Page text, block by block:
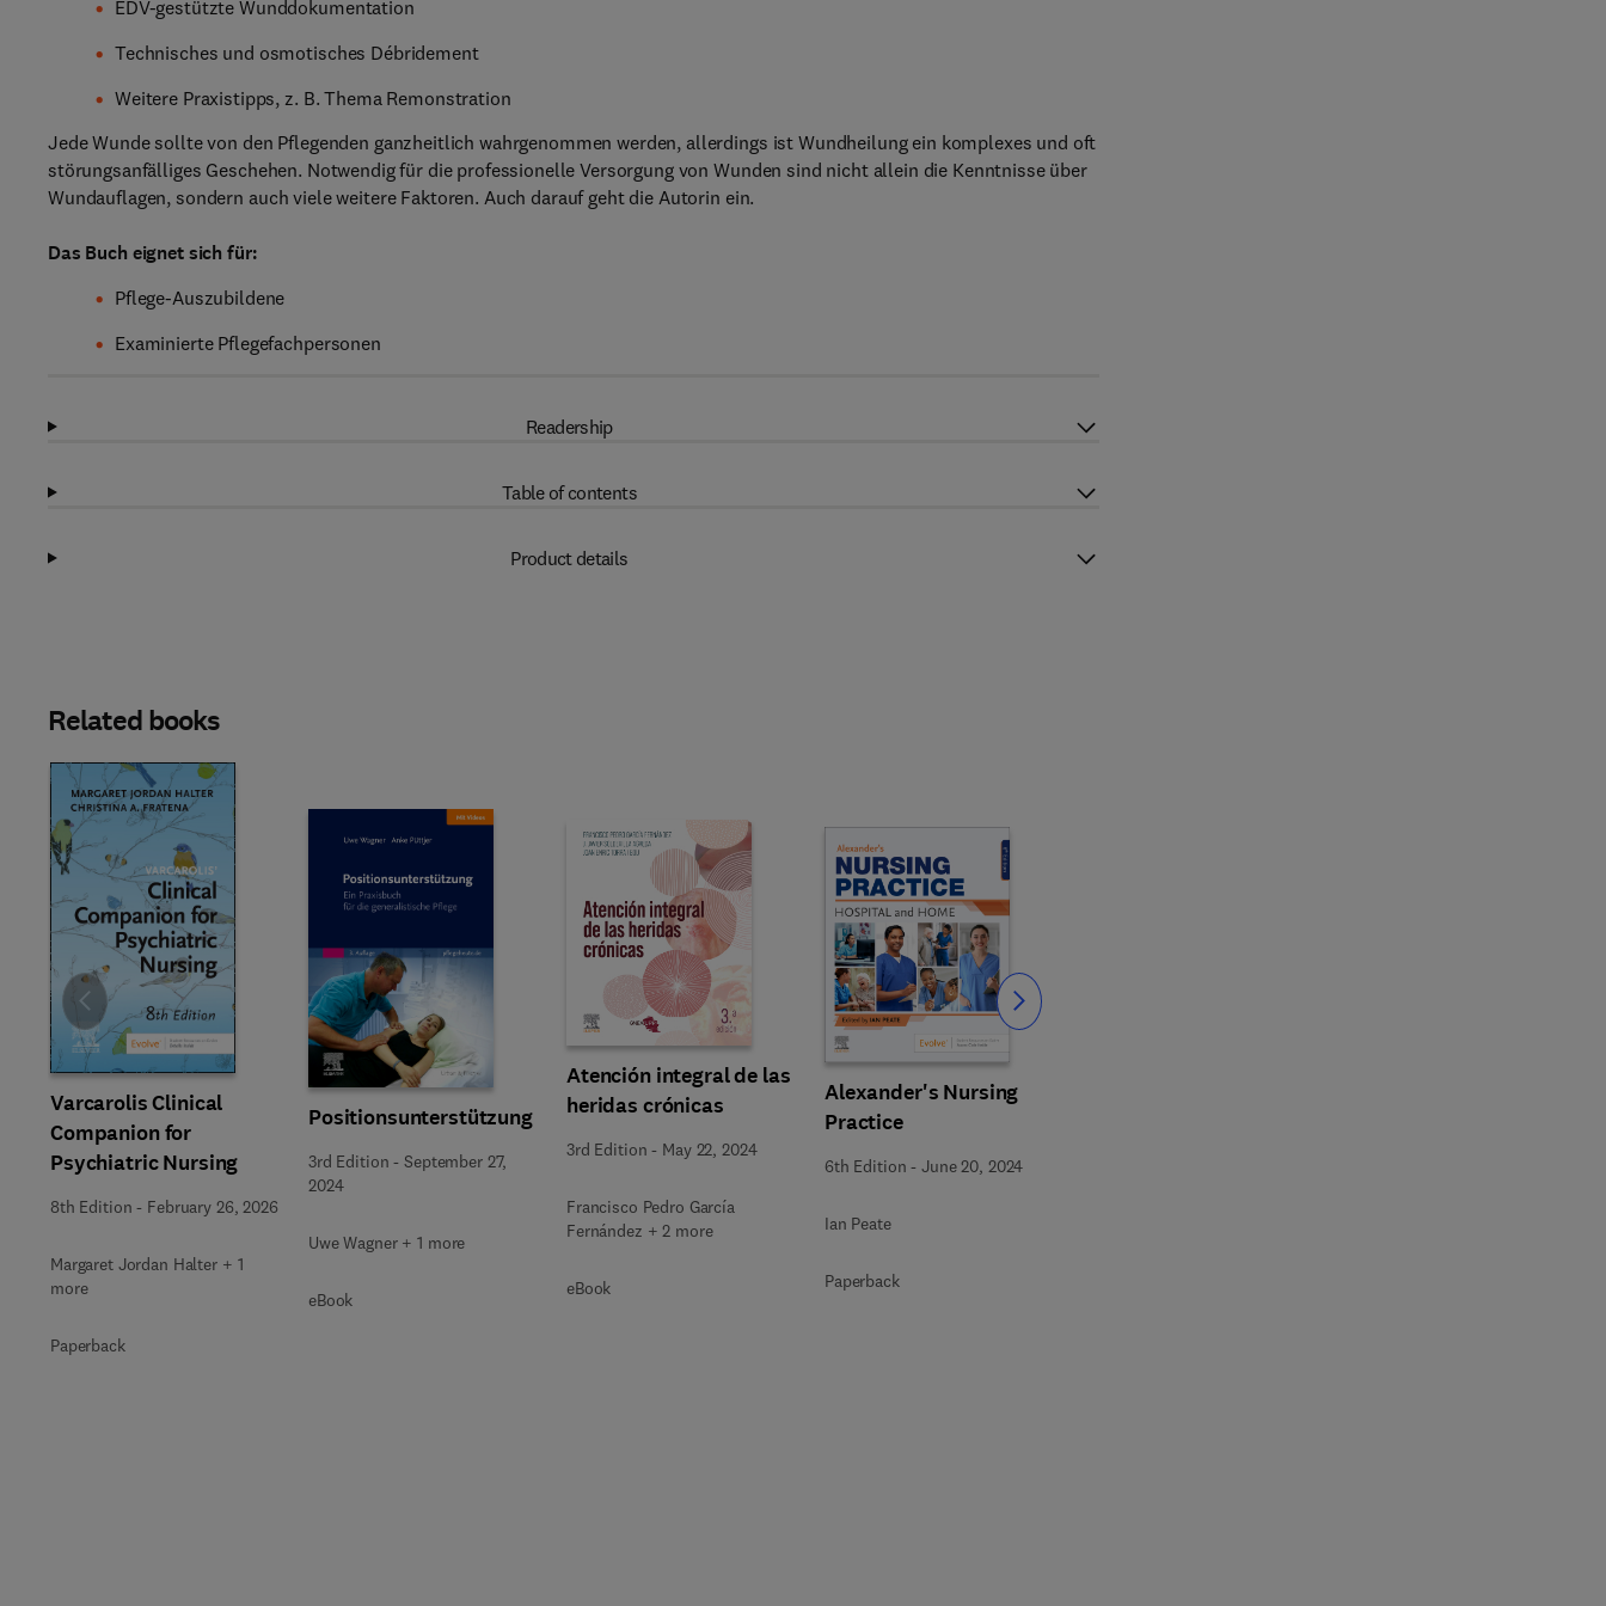
EDV-gestützte Wunddokumentation
Technisches und osmotisches Débridement
Weitere Praxistipps, z. B. Thema Remonstration
Jede Wunde sollte von den Pflegenden ganzheitlich wahrgenommen werden, allerdings ist Wundheilung ein komplexes und oft
störungsanfälliges Geschehen. Notwendig für die professionelle Versorgung von Wunden sind nicht allein die Kenntnisse über
Wundauflagen, sondern auch viele weitere Faktoren. Auch darauf geht die Autorin ein.
Das Buch eignet sich für:
Pflege-Auszubildene
Examinierte Pflegefachpersonen
Readership
Table of contents
Product details
Related books
Varcarolis Clinical
Companion for
Psychiatric Nursing
8th Edition - February 26, 2026
Margaret Jordan Halter + 1
more
Paperback
Positionsunterstützung
3rd Edition -September 27,
2024
Uwe Wagner + 1 more
eBook
Atención integral de las
heridas crónicas
3rd Edition - May 22, 2024
Francisco Pedro García
Fernández + 2 more
eBook
Alexander's Nursing
Practice
6th Edition -June 20, 2024
Ian Peate
Paperback
Slide Slide